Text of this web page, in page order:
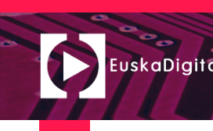
Saltar
al
contenido